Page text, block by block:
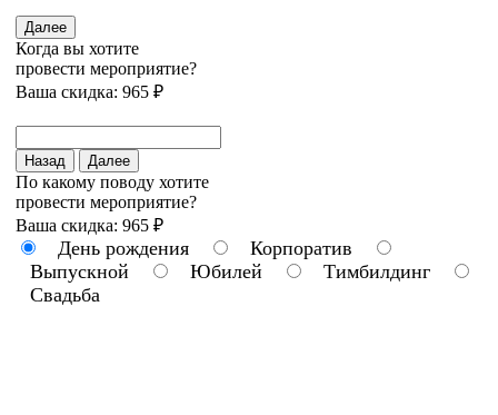
Далее
Когда вы хотите
провести мероприятие?
Ваша скидка: 965 ₽
Назад Далее
По какому поводу хотите
провести мероприятие?
Ваша скидка: 965 ₽
День рождения
Корпоратив
Выпускной
Юбилей
Тимбилдинг
Свадьба